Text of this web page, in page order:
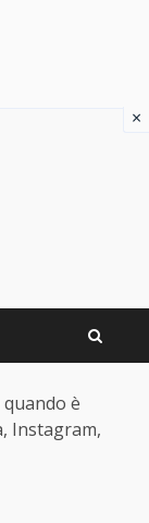
quando è
Instagram,
×